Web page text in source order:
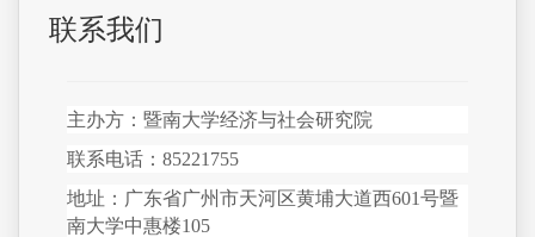
联系我们
主办方：暨南大学经济与社会研究院
联系电话：85221755
地址：广东省广州市天河区黄埔大道西601号暨
南大学中惠楼105